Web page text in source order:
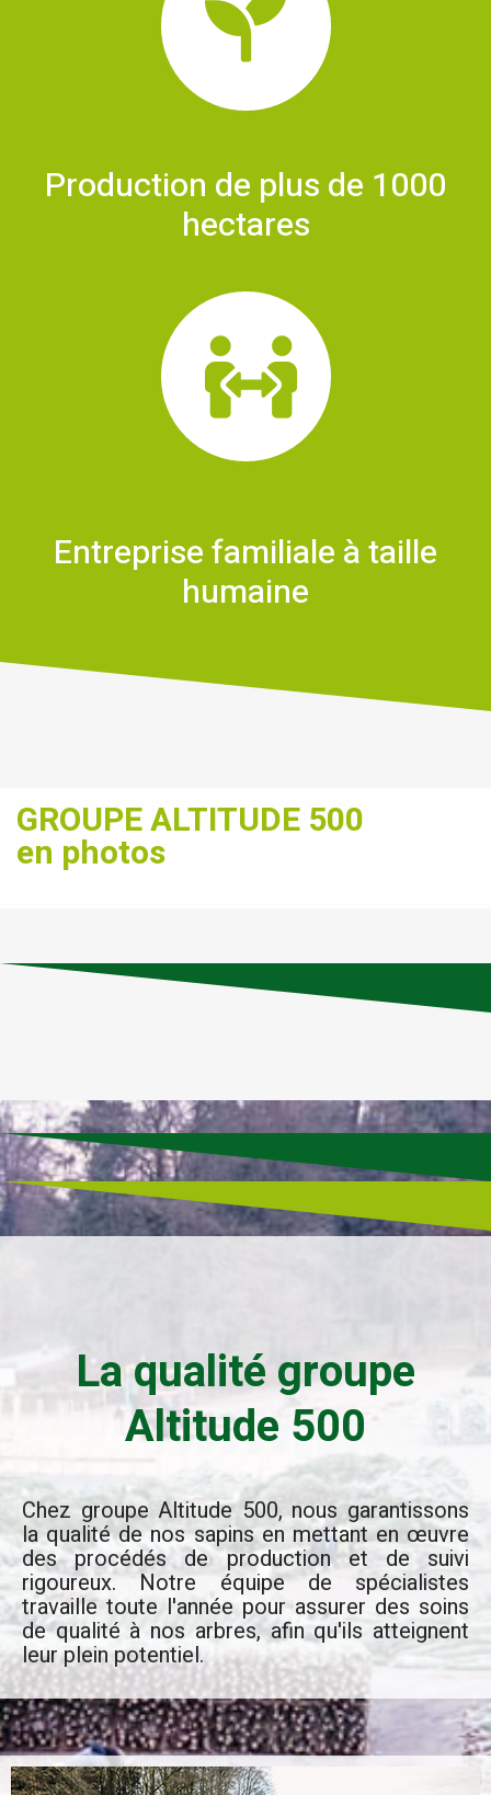
Production de plus de 1000
hectares
Entreprise familiale à taille
humaine
GROUPE ALTITUDE 500
en photos
La qualité groupe
Altitude 500
Chez groupe Altitude 500, nous garantissons
la qualité de nos sapins en mettant en œuvre
des procédés de production et de suivi
rigoureux. Notre équipe de spécialistes
travaille toute l'année pour assurer des soins
de qualité à nos arbres, afin qu'ils atteignent
leur plein potentiel.